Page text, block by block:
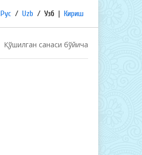
Рус / Uzb / Узб | Кириш
Қўшилган санаси бўйича